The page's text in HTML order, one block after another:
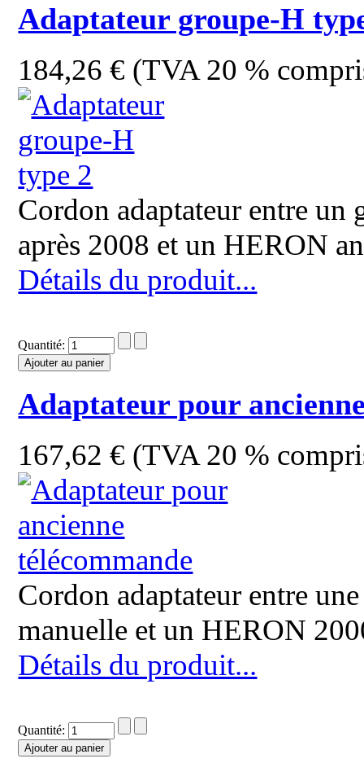
Adaptateur groupe-H
184,26 € (TVA 20 %
Cordon adaptateur entre un
après 2008 et un HERON
Détails du produit...
Quantité:
Adaptateur pour
167,62 € (TVA 20 %
Cordon adaptateur entre
manuelle et un HERON
Détails du produit...
Quantité: